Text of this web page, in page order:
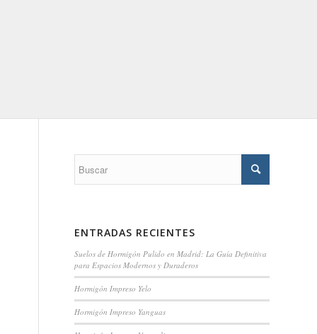
ENTRADAS RECIENTES
Suelos de Hormigón Pulido en Madrid: La Guía Definitiva
para Espacios Modernos y Duraderos
Hormigón Impreso Yelo
Hormigón Impreso Yanguas